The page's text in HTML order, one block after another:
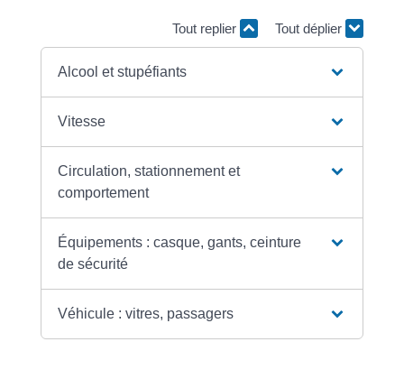
Tout replier Tout déplier
Alcool et stupéfiants
Vitesse
Circulation, stationnement et
comportement
Équipements : casque, gants, ceinture
de sécurité
Véhicule : vitres, passagers